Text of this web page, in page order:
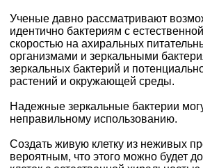
Ученые давно рассматривают
идентично бактериям с
скоростью на ахиральных
организмами и зеркальными
зеркальных бактерий и
растений и окружающей среды.
Надежные зеркальные бактерии
неправильному использованию.
Создать живую клетку из неживых
вероятным, что этого можно будет